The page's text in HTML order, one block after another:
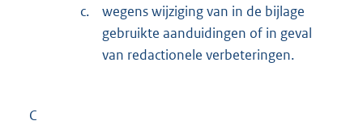
c.
wegens wijziging van in de bijlage
gebruikte aanduidingen of in geval
van redactionele verbeteringen.
C